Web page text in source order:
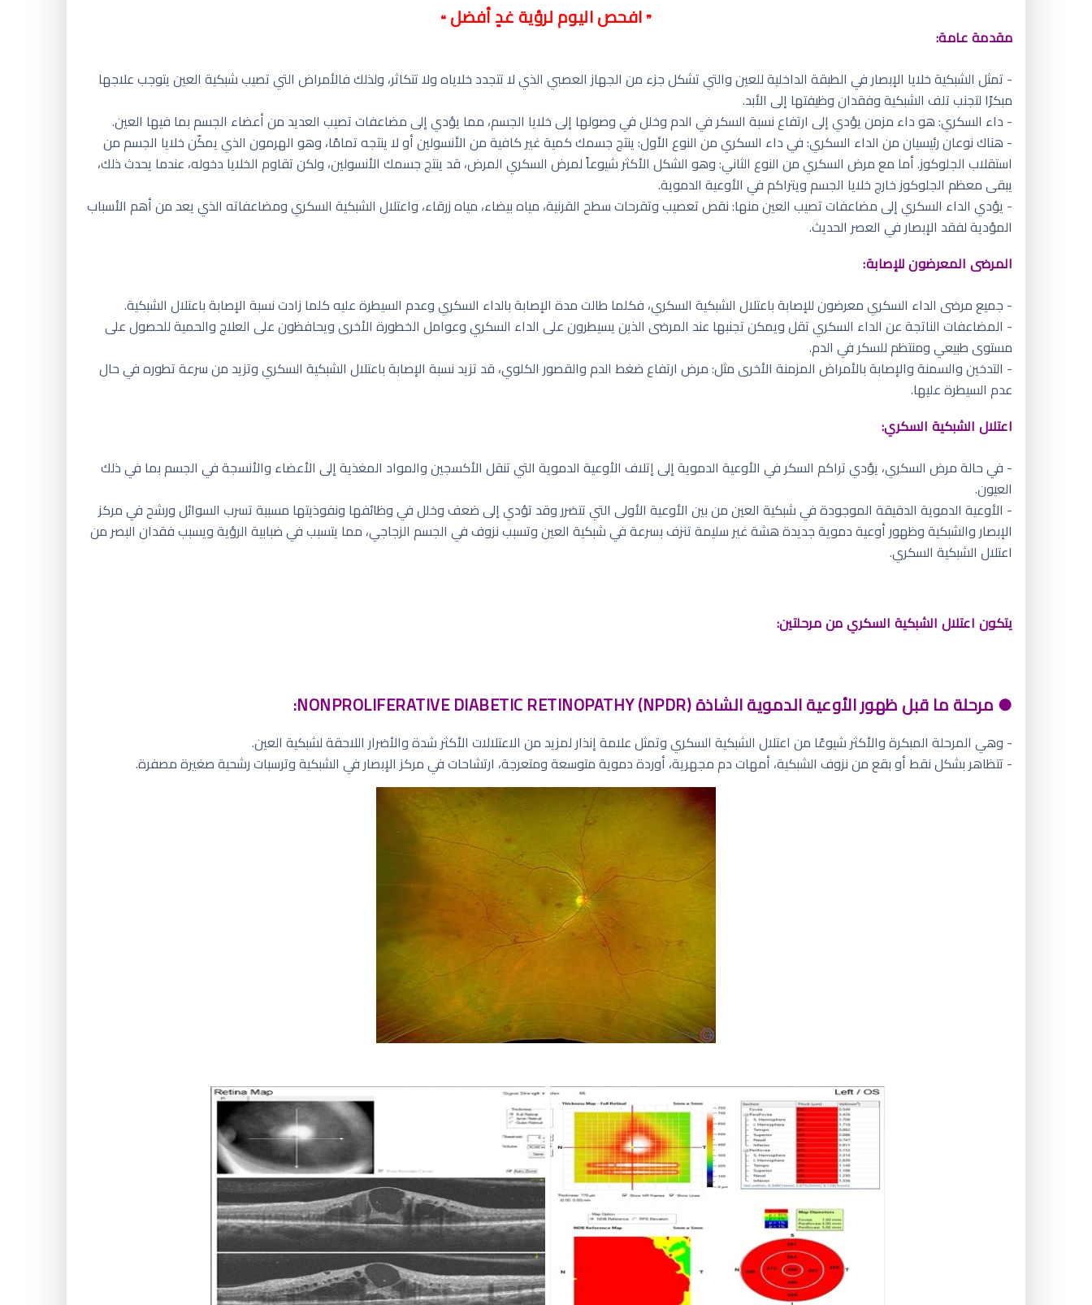
❞ افحص اليوم لرؤية غدٍ أفضل ❝
مقدمة عامة:
- تمثل الشبكية خلايا الإبصار في الطبقة الداخلية للعين والتي تشكل جزء من الجهاز العصبي الذي لا تتجدد خلاياه ولا تتكاثر، ولذلك فالأمراض التي تصيب شبكية العين يتوجب علاجها
مبكرًا لتجنب تلف الشبكية وفقدان وظيفتها إلى الأبد.
- داء السكري: هو داء مزمن يؤدي إلى ارتفاع نسبة السكر في الدم وخلل في وصولها إلى خلايا الجسم، مما يؤدي إلى مضاعفات تصيب العديد من أعضاء الجسم بما فيها العين.
- هناك نوعان رئيسيان من الداء السكري: في داء السكري من النوع الأول: ينتج جسمك كمية غير كافية من الأنسولين أو لا ينتجه تمامًا، وهو الهرمون الذي يمكّن خلايا الجسم من
استقلاب الجلوكوز. أما مع مرض السكري من النوع الثاني: وهو الشكل الأكثر شيوعاً لمرض السكري المرض، قد ينتج جسمك الأنسولين، ولكن تقاوم الخلايا دخوله، عندما يحدث ذلك،
يبقى معظم الجلوكوز خارج خلايا الجسم ويتراكم في الأوعية الدموية.
- يؤدي الداء السكري إلى مضاعفات تصيب العين منها: نقص تعصيب وتقرحات سطح القرنية، مياه بيضاء، مياه زرقاء، واعتلال الشبكية السكري ومضاعفاته الذي يعد من أهم الأسباب
المؤدية لفقد الإبصار في العصر الحديث.
المرضى المعرضون للإصابة:
- جميع مرضى الداء السكري معرضون للإصابة باعتلال الشبكية السكري، فكلما طالت مدة الإصابة بالداء السكري وعدم السيطرة عليه كلما زادت نسبة الإصابة باعتلال الشبكية.
- المضاعفات الناتجة عن الداء السكري تقل ويمكن تجنبها عند المرضى الذين يسيطرون على الداء السكري وعوامل الخطورة الأخرى ويحافظون على العلاج والحمية للحصول على
مستوى طبيعي ومنتظم للسكر في الدم.
- التدخين والسمنة والإصابة بالأمراض المزمنة الأخرى مثل: مرض ارتفاع ضغط الدم والقصور الكلوي، قد تزيد نسبة الإصابة باعتلال الشبكية السكري وتزيد من سرعة تطوره في حال
عدم السيطرة عليها.
اعتلال الشبكية السكري:
- في حالة مرض السكري، يؤدي تراكم السكر في الأوعية الدموية إلى إتلاف الأوعية الدموية التي تنقل الأكسجين والمواد المغذية إلى الأعضاء والأنسجة في الجسم بما في ذلك
العيون.
- الأوعية الدموية الدقيقة الموجودة في شبكية العين من بين الأوعية الأولى التي تتضرر وقد تؤدي إلى ضعف وخلل في وظائفها ونفوذيتها مسببة تسرب السوائل ورشح في مركز
الإبصار والشبكية وظهور أوعية دموية جديدة هشة غير سليمة تنزف بسرعة في شبكية العين وتسبب نزوف في الجسم الزجاجي، مما يتسبب في ضبابية الرؤية ويسبب فقدان البصر من
اعتلال الشبكية السكري.
يتكون اعتلال الشبكية السكري من مرحلتين:
● مرحلة ما قبل ظهور الأوعية الدموية الشاذة NONPROLIFERATIVE DIABETIC RETINOPATHY (NPDR):
- وهي المرحلة المبكرة والأكثر شيوعًا من اعتلال الشبكية السكري وتمثل علامة إنذار لمزيد من الاعتلالات الأكثر شدة والأضرار اللاحقة لشبكية العين.
- تتظاهر بشكل نقط أو بقع من نزوف الشبكية، أمهات دم مجهرية، أوردة دموية متوسعة ومتعرجة، ارتشاحات في مركز الإبصار في الشبكية وترسبات رشحية صغيرة مصفرة.